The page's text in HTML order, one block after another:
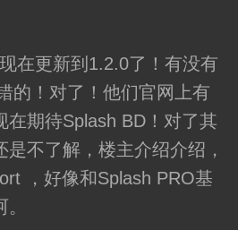
在更新到1.2.0了！有没有
的！对了！他们官网上有
在期待Splash BD！对了其
不了解，楼主介绍介绍，
，好像和Splash PRO基